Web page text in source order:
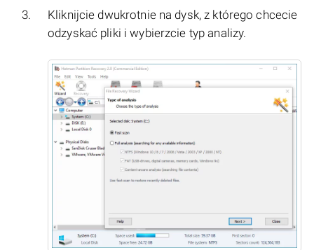
Kliknijcie dwukrotnie na dysk, z którego chcecie
odzyskać pliki i wybierzcie typ analizy.